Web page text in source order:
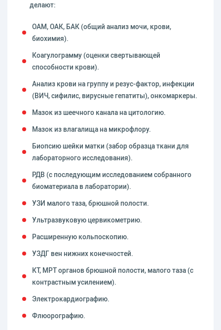
делают:
ОАМ, ОАК, БАК (общий анализ мочи, крови,
биохимия).
Коагулограмму (оценки свертывающей
способности крови).
Анализ крови на группу и резус-фактор, инфекции
(ВИЧ, сифилис, вирусные гепатиты), онкомаркеры.
Мазок из шеечного канала на цитологию.
Мазок из влагалища на микрофлору.
Биопсию шейки матки (забор образца ткани для
лабораторного исследования).
РДВ (с последующим исследованием собранного
биоматериала в лаборатории).
УЗИ малого таза, брюшной полости.
Ультразвуковую цервикометрию.
Расширенную кольпоскопию.
УЗДГ вен нижних конечностей.
КТ, МРТ органов брюшной полости, малого таза (с
контрастным усилением).
Электрокардиографию.
Флюорографию.